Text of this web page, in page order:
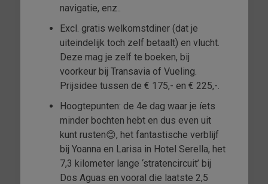
navigatie, enz..
Excl. gratis welkomstdiner (dat je
uiteindelijk toch zelf betaalt) en vlucht.
Deze mag je zelf te boeken, bij
voorkeur bij Transavia of Vueling.
Prijsidee tussen de € 175,- en € 225,-.
Hoogtepunten: de 4e dag waar je íets
minder bochten hebt en dus even uit
kunt rusten😊, het fantastische verblijf
bij Yoanna en Larisa in Hotel Serella, het
7,3 kilometer lange ‘stratencircuit’ bij
Dos Aguas en vooral die laatste 2,5